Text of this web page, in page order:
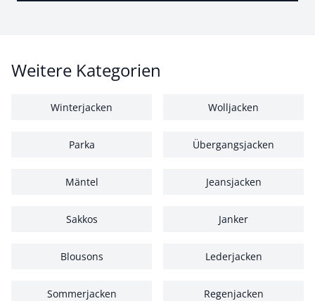
Weitere Kategorien
Winterjacken Wolljacken
Parka Übergangsjacken
Mäntel Jeansjacken
Sakkos Janker
Blousons Lederjacken
Sommerjacken Regenjacken